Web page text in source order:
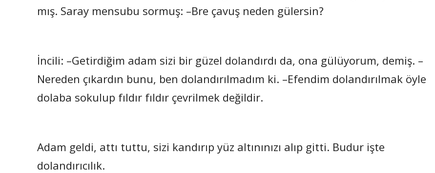
mış. Saray mensubu sormuş: –Bre çavuş neden gülersin?
İncili: –Getirdiğim adam sizi bir güzel dolandırdı da, ona gülüyorum, demiş. –
Nereden çıkardın bunu, ben dolandırılmadım ki. –Efendim dolandırılmak öyle
dolaba sokulup fıldır fıldır çevrilmek değildir.
Adam geldi, attı tuttu, sizi kandırıp yüz altınınızı alıp gitti. Budur işte
dolandırıcılık.